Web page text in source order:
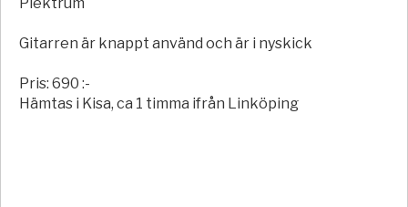
Gitarren är knappt använd och är i nyskick
Pris: 690 :-
Hämtas i Kisa, ca 1 timma ifrån Linköping